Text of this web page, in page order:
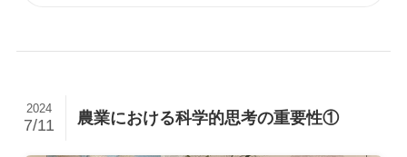
農業における科学的思考の重要性①
2024
7/11